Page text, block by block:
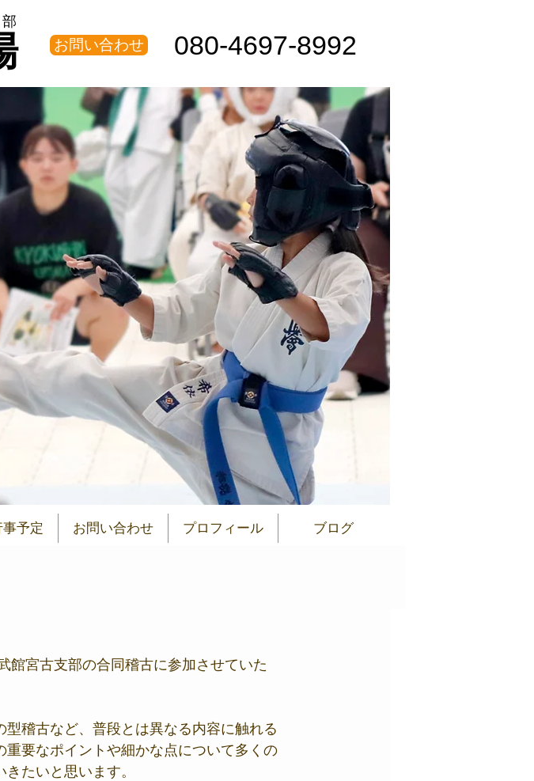
お問い合わせ 080-4697-8992
予定 お問い合わせ プロフィール ブログ
館宮古支部の合同稽古に参加させていた
稽古など、普段とは異なる内容に触れる
要なポイントや細かな点について多くの
たいと思います。